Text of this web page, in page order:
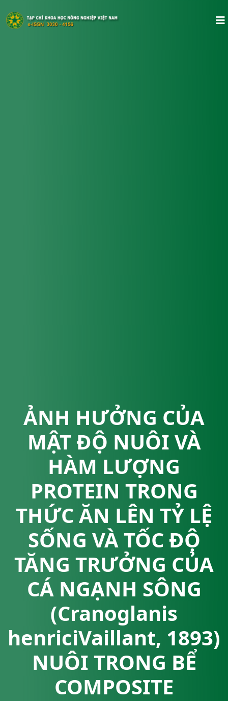
ẢNH HƯỞNG CỦA
MẬT ĐỘ NUÔI VÀ
HÀM LƯỢNG
PROTEIN TRONG
THỨC ĂN LÊN TỶ LỆ
SỐNG VÀ TỐC ĐỘ
TĂNG TRƯỞNG CỦA
CÁ NGẠNH SÔNG
(Cranoglanis
henriciVaillant, 1893)
NUÔI TRONG BỂ
COMPOSITE